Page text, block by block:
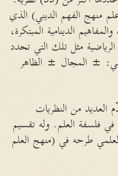
منهج الفهم الديني) الذي
الدينامية المبتكرة،
مثل تلك التي تحدد
± المجال ± الظاهر
من النظريات
فلسفة العلم. وله تقسيم
طرحه في (منهج العلم